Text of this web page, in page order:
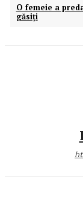
O femeie a
găsiţi